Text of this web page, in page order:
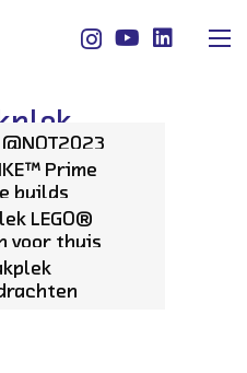
Prime
builds
LEGO®
voor thuis